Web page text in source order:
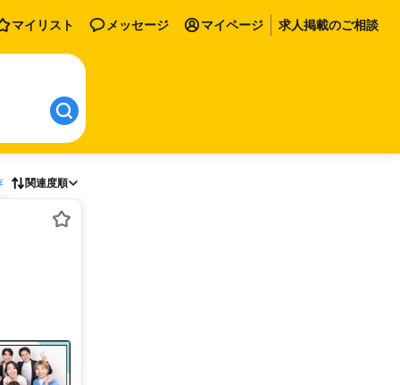
マイリスト メッセージ マイページ 求人掲載のご相談
関連度順